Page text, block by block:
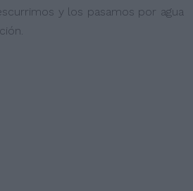
y los pasamos por agua